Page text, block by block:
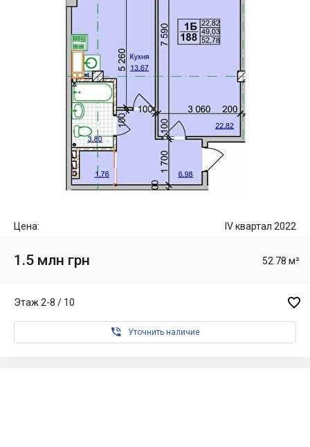
Цена: IV квартал 2022
1.5 млн грн 52.78 м²
Этаж 2-8 / 10 
 Уточнить наличие